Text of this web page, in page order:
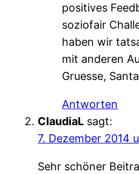
positives
soziofair
haben wir
mit anderen
Gruesse, Santa
Antworten
ClaudiaL sagt:
7. Dezember 2014
Sehr schöner